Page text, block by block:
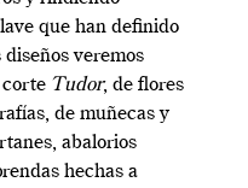
que han definido
veremos
corte Tudor, de flores
de muñecas y
abalorios
hechas a